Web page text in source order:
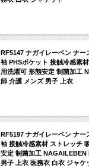
RF5147 ナガイレーベン ナ
袖 PHSポケット 接触冷感素
用洗濯可 形態安定 制菌加工
師 介護 メンズ 男子 上衣
RF5197 ナガイレーベン ナ
袖 接触冷感素材 ストレッチ
安定 制菌加工 NAGAILEBEN
男子 上衣 医務衣 白衣 ジャケ